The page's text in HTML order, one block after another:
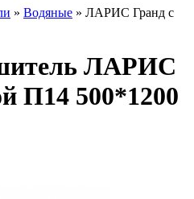
» Водяные » ЛАРИС Гранд с
ЛАРИС
П14 500*1200